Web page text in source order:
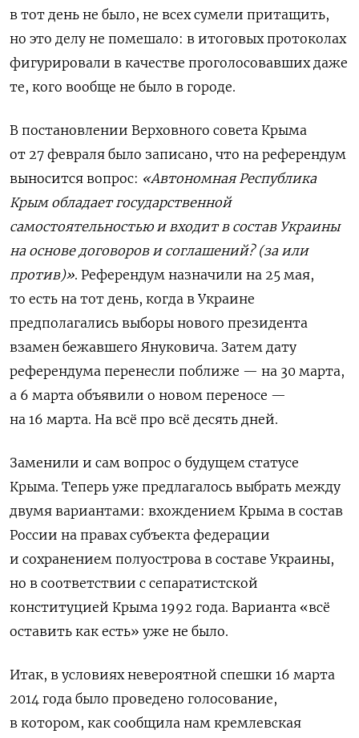
в тот день не было, не всех сумели притащить,
но это делу не помешало: в итоговых протоколах
фигурировали в качестве проголосовавших даже
те, кого вообще не было в городе.
В постановлении Верховного совета Крыма
от 27 февраля было записано, что на референдум
выносится вопрос: «Автономная Республика
Крым обладает государственной
самостоятельностью и входит в состав Украины
на основе договоров и соглашений? (за или
против)». Референдум назначили на 25 мая,
то есть на тот день, когда в Украине
предполагались выборы нового президента
взамен бежавшего Януковича. Затем дату
референдума перенесли поближе — на 30 марта,
а 6 марта объявили о новом переносе —
на 16 марта. На всё про всё десять дней.
Заменили и сам вопрос о будущем статусе
Крыма. Теперь уже предлагалось выбрать между
двумя вариантами: вхождением Крыма в состав
России на правах субъекта федерации
и сохранением полуострова в составе Украины,
но в соответствии с сепаратистской
конституцией Крыма 1992 года. Варианта «всё
оставить как есть» уже не было.
Итак, в условиях невероятной спешки 16 марта
2014 года было проведено голосование,
в котором, как сообщила нам кремлевская